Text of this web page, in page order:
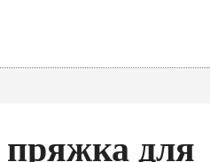
для